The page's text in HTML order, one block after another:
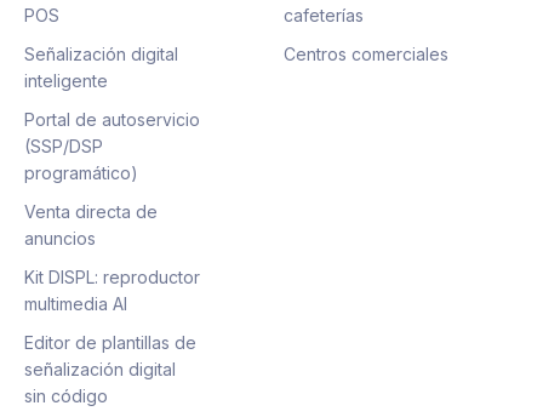
POS
Señalización digital
inteligente
Portal de autoservicio
(SSP/DSP
programático)
Venta directa de
anuncios
Kit DISPL: reproductor
multimedia AI
Editor de plantillas de
señalización digital
sin código
cafeterías
Centros comerciales